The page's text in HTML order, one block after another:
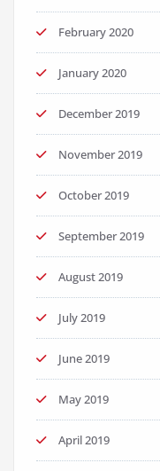
February 2020
January 2020
December 2019
November 2019
October 2019
September 2019
August 2019
July 2019
June 2019
May 2019
April 2019